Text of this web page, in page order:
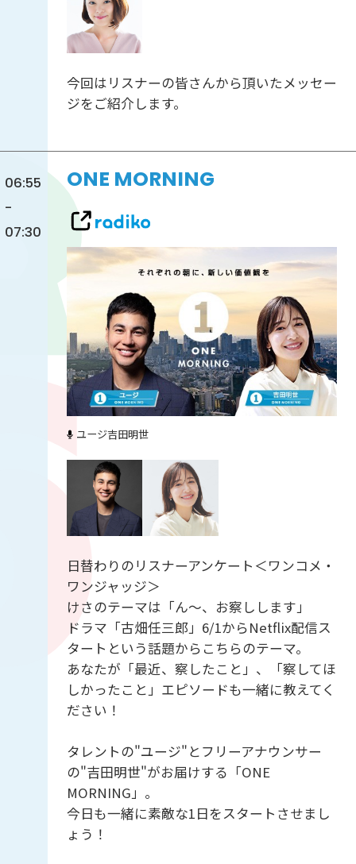
今回はリスナーの皆さんから頂いたメッセー
ジをご紹介します。
06:55
-
07:30
ONE MORNING
ユージ吉田明世
日替わりのリスナーアンケート＜ワンコメ・
ワンジャッジ＞
けさのテーマは「ん〜、お察しします」
ドラマ「古畑任三郎」6/1からNetflix配信ス
タートという話題からこちらのテーマ。
あなたが「最近、察したこと」、「察してほ
しかったこと」エピソードも一緒に教えてく
ださい！
タレントの"ユージ"とフリーアナウンサー
の"吉田明世"がお届けする「ONE
MORNING」。
今日も一緒に素敵な1日をスタートさせまし
ょう！